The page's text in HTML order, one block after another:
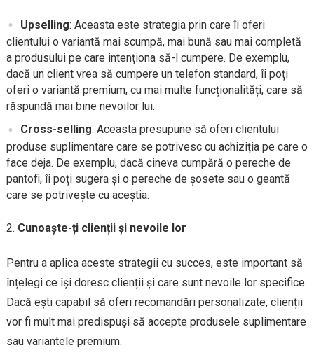
Upselling: Aceasta este strategia prin care îi oferi
clientului o variantă mai scumpă, mai bună sau mai completă
a produsului pe care intenționa să-l cumpere. De exemplu,
dacă un client vrea să cumpere un telefon standard, îi poți
oferi o variantă premium, cu mai multe funcționalități, care să
răspundă mai bine nevoilor lui.
Cross-selling: Aceasta presupune să oferi clientului
produse suplimentare care se potrivesc cu achiziția pe care o
face deja. De exemplu, dacă cineva cumpără o pereche de
pantofi, îi poți sugera și o pereche de șosete sau o geantă
care se potrivește cu aceștia.
Cunoaște-ți clienții și nevoile lor
Pentru a aplica aceste strategii cu succes, este important să
înțelegi ce își doresc clienții și care sunt nevoile lor specifice.
Dacă ești capabil să oferi recomandări personalizate, clienții
vor fi mult mai predispuși să accepte produsele suplimentare
sau variantele premium.